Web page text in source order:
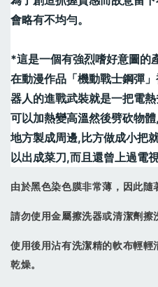
會略有不均勻。
*這是一個有強烈嗜好意圖的
在動漫作品「機動戰士鋼彈
器人的進戰武裝就是一把電
可以加熱變高溫然後劈砍物
地方製成周邊,比方做成小把
以出成菜刀,而且還曾上過電視
由於黑色染色膜非常薄，因此隨
請勿使用金屬擦洗器或清潔劑擦
使用後用沾有洗潔精的軟布輕
乾燥。